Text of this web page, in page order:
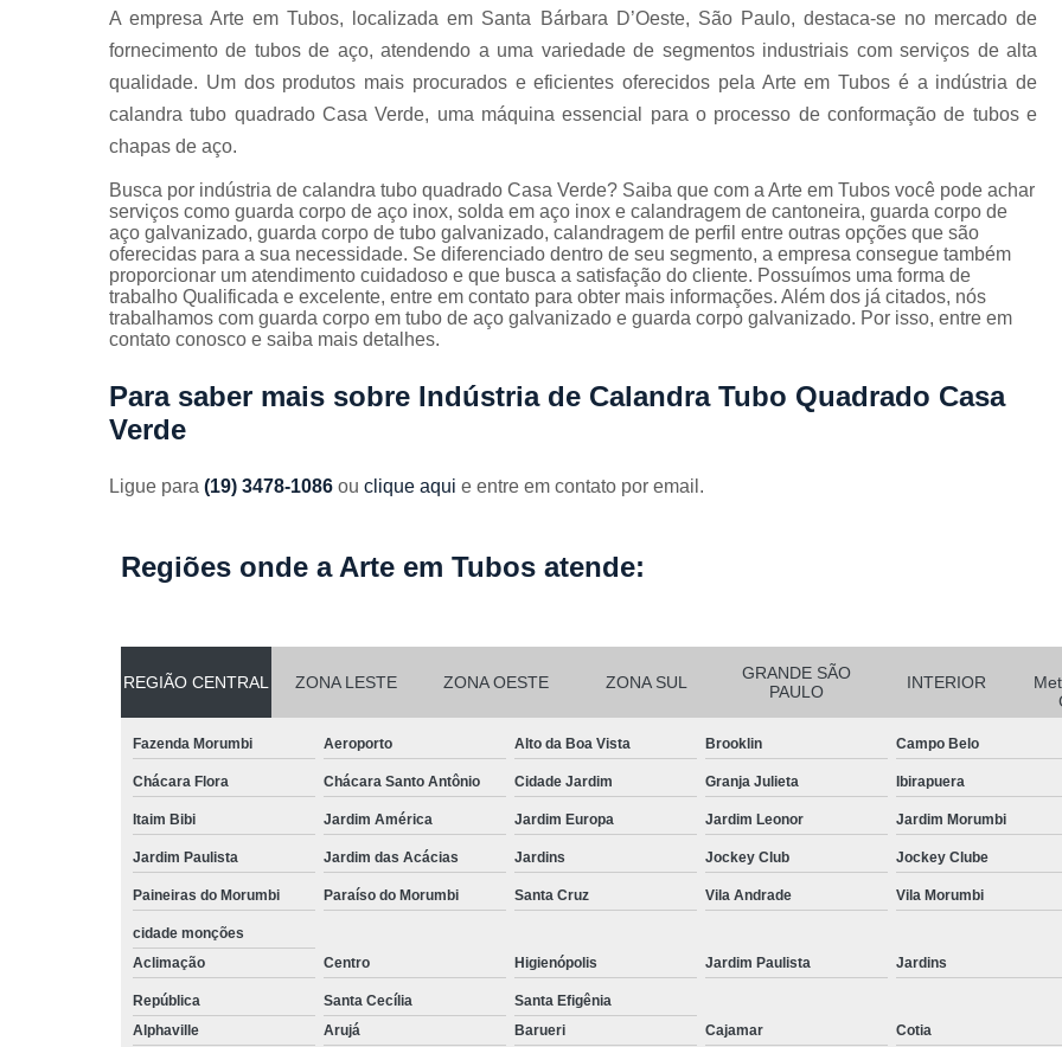
tubo
corte
Guarda
Guarda
corpos ferro
Guarda
corpos
galvanizados
Soldas em
aço
aço carbono
Corrimão de Aço Galvanizado
Corrimão em
Corrimão em Tubo de Aço
Corrimão
Corrimão de Ferro
Corrimão Escada Interna Ferro
Corrimão Ferro de Escada
Corrimão Ferro Quadrado
Corrimão de Inox para
Corrimão Escada Interna
Corrimão Inox de Escada
Corrimão Inox para Escada
Corrimão Inox Quadrado
Corte a Laser Chapa Aço
Corte a Laser em Chapa
Corte a Laser Oxigênio
Solda a Laser
A empresa Arte em Tubos, localizada em Santa Bárbara D’Oeste, São Paulo, destaca-se no mercado de
fornecimento de tubos de aço, atendendo a uma variedade de segmentos industriais com serviços de alta
qualidade. Um dos produtos mais procurados e eficientes oferecidos pela Arte em Tubos é a indústria de
calandra tubo quadrado Casa Verde, uma máquina essencial para o processo de conformação de tubos e
chapas de aço.
Busca por indústria de calandra tubo quadrado Casa Verde? Saiba que com a Arte em Tubos você pode achar
serviços como guarda corpo de aço inox, solda em aço inox e calandragem de cantoneira, guarda corpo de
aço galvanizado, guarda corpo de tubo galvanizado, calandragem de perfil entre outras opções que são
oferecidas para a sua necessidade. Se diferenciado dentro de seu segmento, a empresa consegue também
proporcionar um atendimento cuidadoso e que busca a satisfação do cliente. Possuímos uma forma de
trabalho Qualificada e excelente, entre em contato para obter mais informações. Além dos já citados, nós
trabalhamos com guarda corpo em tubo de aço galvanizado e guarda corpo galvanizado. Por isso, entre em
contato conosco e saiba mais detalhes.
Para saber mais sobre Indústria de Calandra Tubo Quadrado Casa
Verde
Ligue para (19) 3478-1086 ou clique aqui e entre em contato por email.
Regiões onde a Arte em Tubos atende:
REGIÃO CENTRAL ZONA LESTE ZONA OESTE ZONA SUL
GRANDE SÃO
PAULO
INTERIOR
Fazenda Morumbi Aeroporto Alto da Boa Vista Brooklin Campo Belo
Chácara Flora Chácara Santo Antônio Cidade Jardim Granja Julieta Ibirapuera
Itaim Bibi Jardim América Jardim Europa Jardim Leonor Jardim Morumbi
Jardim Paulista Jardim das Acácias Jardins Jockey Club Jockey Clube
Paineiras do Morumbi Paraíso do Morumbi Santa Cruz Vila Andrade Vila Morumbi
cidade monções
Aclimação
Centro Higienópolis Jardim Paulista Jardins
República Santa Cecília
Santa Efigênia
Alphaville
Arujá Barueri Cajamar Cotia